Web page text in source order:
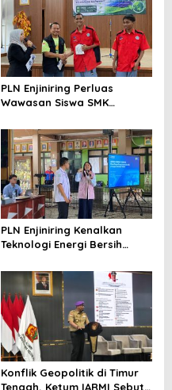
PLN Enjiniring Perluas
Wawasan Siswa SMK
Perubahan Iklim
PLN Enjiniring Kenalkan
Teknologi Energi Bersih
Konflik Geopolitik di Timur
Tengah, Ketum IARMI Sebut